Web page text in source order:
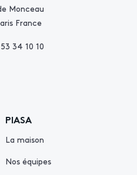
Monceau
France
34 10 10
PIASA
La maison
Nos équipes